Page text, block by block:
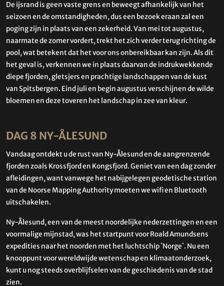
De ijsrand is geen vaste grens en beweegt afhankelijk van het
seizoen en de omstandigheden, dus een bezoek eraan zal een
poging zijn in plaats van een zekerheid. Van mei tot augustus,
naarmate de zomer vordert, trekt het zich verder terug richting de
pool, wat betekent dat het voor ons onbereikbaar kan zijn. Als dit
het geval is, verkennen we in plaats daarvan de indrukwekkende
diepe fjorden, gletsjers en prachtige landschappen van de kust
van Spitsbergen. Eind juli en begin augustus verschijnen de wilde
bloemen en deze toveren het landschap in zee van kleur.
DAG 8 NY-ÅLESUND
Vandaag ontdekt u de rust van Ny-Ålesund en de aangrenzende
fjorden zoals Krossfjord en Kongsfjord. Geniet van een dag zonder
afleidingen, want vanwege het nabijgelegen geodetische station
van de Noorse Mapping Authority moeten we wifi en Bluetooth
uitschakelen.
Ny-Ålesund, een van de meest noordelijke nederzettingen en een
voormalige mijnstad, was het startpunt voor Roald Amundsens
expedities naar het noorden met het luchtschip `Norge`. Nu een
knooppunt voor wereldwijde wetenschap en klimaatonderzoek,
kunt u nog steeds overblijfselen van de geschiedenis van de stad
zien.